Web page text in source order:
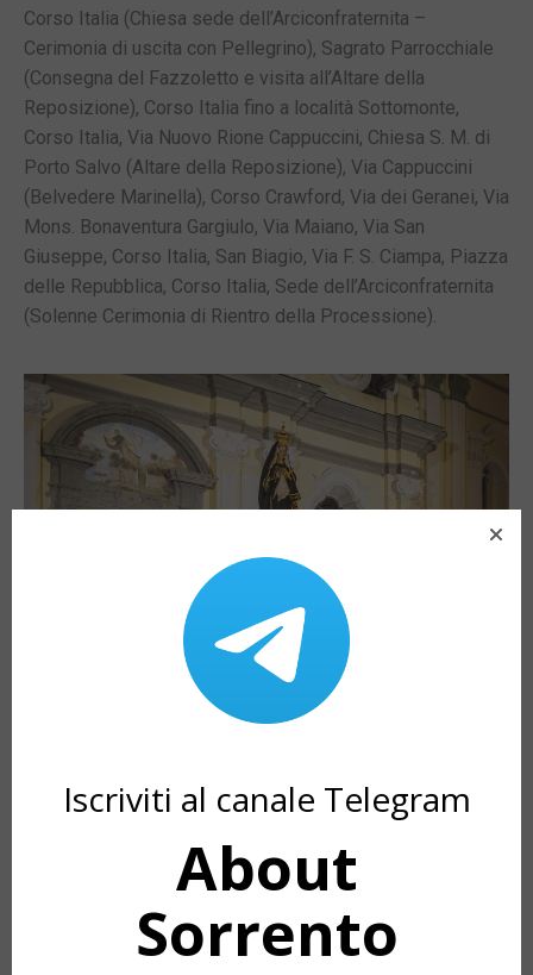
Corso Italia (Chiesa sede dell’Arciconfraternita –
Cerimonia di uscita con Pellegrino), Sagrato Parrocchiale
(Consegna del Fazzoletto e visita all’Altare della
Reposizione), Corso Italia fino a località Sottomonte,
Corso Italia, Via Nuovo Rione Cappuccini, Chiesa S. M. di
Porto Salvo (Altare della Reposizione), Via Cappuccini
(Belvedere Marinella), Corso Crawford, Via dei Geranei, Via
Mons. Bonaventura Gargiulo, Via Maiano, Via San
Giuseppe, Corso Italia, San Biagio, Via F. S. Ciampa, Piazza
delle Repubblica, Corso Italia, Sede dell’Arciconfraternita
(Solenne Cerimonia di Rientro della Processione).
Processione Nera
della sera del Venerdì
Santo 2026 a
Sant’Agnello
Iscriviti al canale Telegram
About
Sorrento